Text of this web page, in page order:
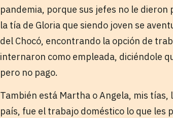
pandemia, porque sus jefes no le
la tía de Gloria que siendo joven se
del Chocó, encontrando la opción de
internaron como empleada, diciéndole
pero no pago.
También está Martha o Angela, mis
país, fue el trabajo doméstico lo que les